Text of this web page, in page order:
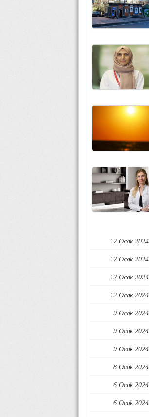
12 Ocak 2024
12 Ocak 2024
12 Ocak 2024
12 Ocak 2024
9 Ocak 2024
9 Ocak 2024
9 Ocak 2024
8 Ocak 2024
6 Ocak 2024
6 Ocak 2024